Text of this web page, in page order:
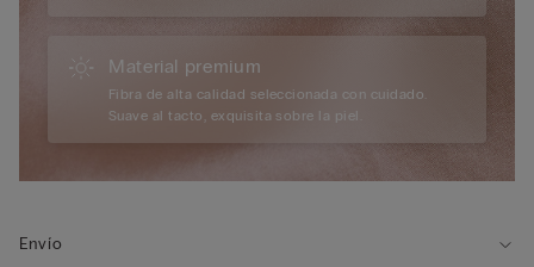
Material premium
Fibra de alta calidad seleccionada con cuidado.
Suave al tacto, exquisita sobre la piel.
Envío